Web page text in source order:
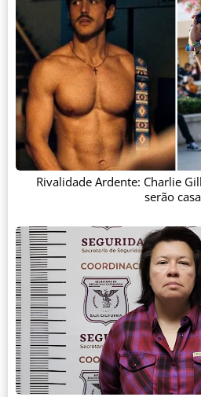
Rivalidade Ardente: Charlie
serão